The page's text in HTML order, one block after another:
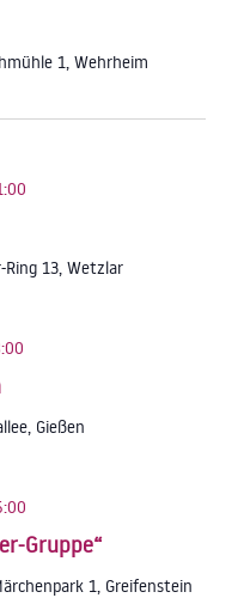
1, Wehrheim
Ring 13, Wetzlar
Gießen
Gruppe“
1, Greifenstein